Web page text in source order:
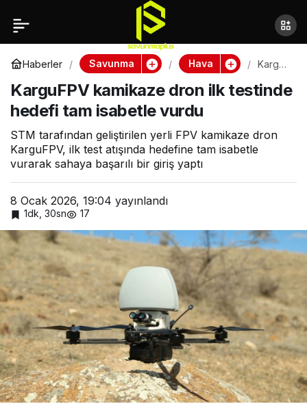
Haberler Savunma Hava
KarguF
kamika
ze
testind
isabetl
KarguFPV kamikaze dron ilk testinde
hedefi tam isabetle vurdu
STM tarafından geliştirilen yerli FPV kamikaze dron
KarguFPV, ilk test atışında hedefine tam isabetle
vurarak sahaya başarılı bir giriş yaptı
8 Ocak 2026, 19:04 yayınlandı
1dk, 30sn 17
Boeing, F-15EX Eagle II
üretimini hızlandırıyor
Paylaş